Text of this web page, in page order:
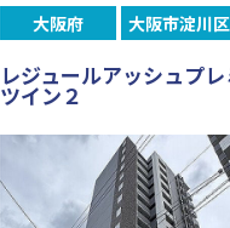
大阪府 大阪市淀川区
レジュールアッシュプ
ツイン２